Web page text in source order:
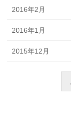
2016年2月
2016年1月
2015年12月